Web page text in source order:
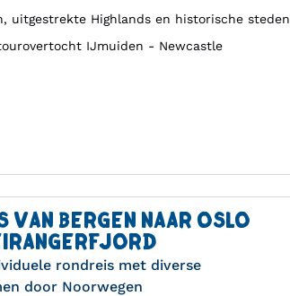
uitgestrekte Highlands en historische steden
IJmuiden - Newcastle
VAN BERGEN NAAR OSLO
rondreis met diverse
door Noorwegen